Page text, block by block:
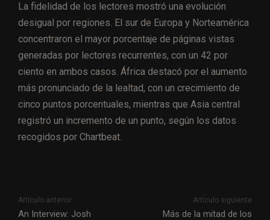
La fidelidad de los lectores mostró una evolución
desigual por regiones. El sur de Europa y Norteamérica
concentraron el mayor porcentaje de páginas vistas
generadas por lectores recurrentes, con un 42 por
ciento en ambos casos. África destacó por el aumento
más pronunciado de la lealtad, con un crecimiento de
cinco puntos porcentuales, mientras que Asia central
registró un incremento de un punto, según los datos
recogidos por Chartbeat.
Artículo anterior
An Interview: Josh
Artículo siguiente
Más de la mitad de los